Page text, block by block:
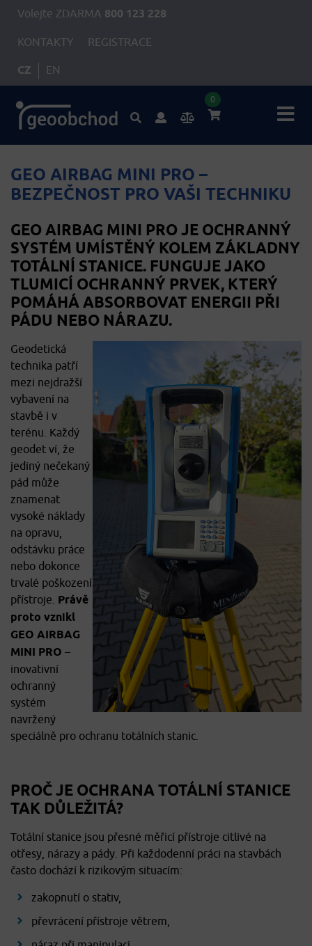
Volejte ZDARMA 800 123 228
KONTAKTY REGISTRACE
CZ EN
0
GEO AIRBAG MINI PRO –
BEZPEČNOST PRO VAŠI TECHNIKU
GEO AIRBAG MINI PRO JE OCHRANNÝ
SYSTÉM UMÍSTĚNÝ KOLEM ZÁKLADNY
TOTÁLNÍ STANICE. FUNGUJE JAKO
TLUMICÍ OCHRANNÝ PRVEK, KTERÝ
POMÁHÁ ABSORBOVAT ENERGII PŘI
PÁDU NEBO NÁRAZU.
Geodetická
technika patří
mezi nejdražší
vybavení na
stavbě i v
terénu. Každý
geodet ví, že
jediný nečekaný
pád může
znamenat
vysoké náklady
na opravu,
odstávku práce
nebo dokonce
trvalé poškození
přístroje. Právě
proto vznikl
GEO AIRBAG
MINI PRO –
inovativní
ochranný
systém
navržený
speciálně pro ochranu totálních stanic.
PROČ JE OCHRANA TOTÁLNÍ STANICE
TAK DŮLEŽITÁ?
Totální stanice jsou přesné měřicí přístroje citlivé na
otřesy, nárazy a pády. Při každodenní práci na stavbách
často dochází k rizikovým situacím:
zakopnutí o stativ,
převrácení přístroje větrem,